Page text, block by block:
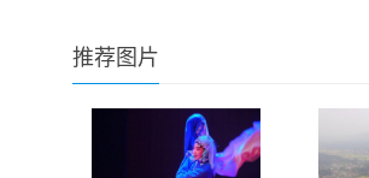
推荐图片